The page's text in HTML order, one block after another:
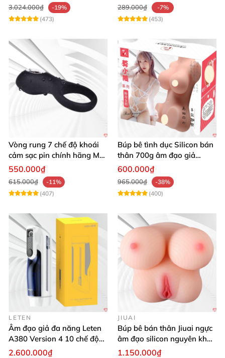
3.024.000₫
-19%
(473)
289.000₫
-7%
(453)
Vòng rung 7 chế độ khoái
cảm sạc pin chính hãng Mỹ
cực phê
550.000₫
615.000₫
-11%
(407)
Búp bê tình dục Silicon bán
thân 700g âm đạo giả
nguyên khối giống thật
600.000₫
965.000₫
-38%
(400)
LETEN
Âm đạo giả đa năng Leten
A380 Version 4 10 chế độ
bú mút sục
2.600.000₫
JIUAI
Búp bê bán thân Jiuai ngực
âm đạo silicon nguyên khối
cao cấp
1.150.000₫